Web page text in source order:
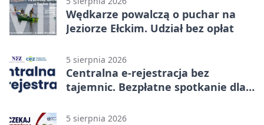
Wędkarze powalczą o puchar na
Jeziorze Ełckim. Udział bez opłat
5 sierpnia 2026
Centralna e-rejestracja bez
tajemnic. Bezpłatne spotkanie dla
5 sierpnia 2026